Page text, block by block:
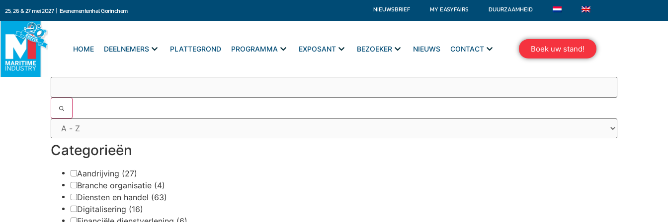
25, 26 & 27 mei 2027 | Evenementenhal Gorinchem NIEUWSBRIEF MY EASYFAIRS DUURZAAMHEID
HOME DEELNEMERS PLATTEGROND PROGRAMMA EXPOSANT BEZOEKER NIEUWS CONTACT Boek uw stand!
Categorieën
Aandrijving (27)
Branche organisatie (4)
Diensten en handel (63)
Digitalisering (16)